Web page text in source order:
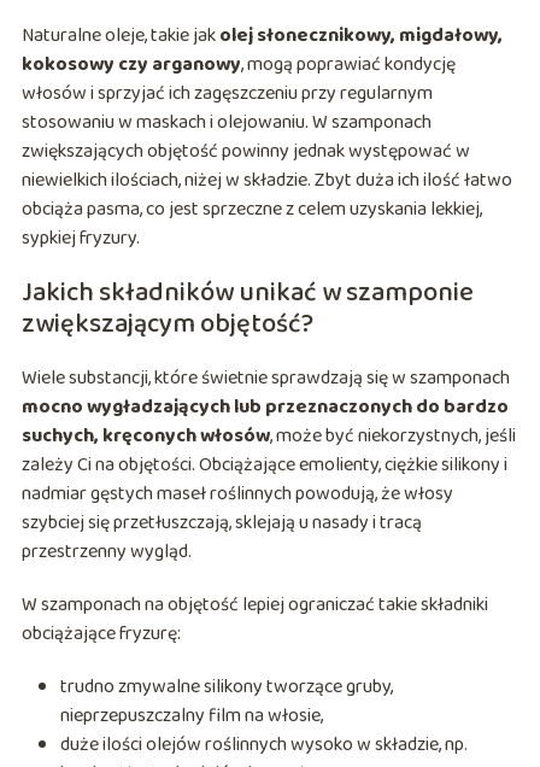
Naturalne oleje, takie jakolej słonecznikowy, migdałowy,
kokosowy czy arganowy, mogą poprawiać kondycję
włosów i sprzyjać ich zagęszczeniu przy regularnym
stosowaniu w maskach i olejowaniu. W szamponach
zwiększających objętość powinny jednak występować w
niewielkich ilościach, niżej w składzie. Zbyt duża ich ilość łatwo
obciąża pasma, co jest sprzeczne z celem uzyskania lekkiej,
sypkiej fryzury.
Jakich składników unikać w szamponie
zwiększającym objętość?
Wiele substancji, które świetnie sprawdzają się w szamponach
mocno wygładzających lub przeznaczonych do bardzo
suchych, kręconych włosów, może być niekorzystnych, jeśli
zależy Ci na objętości. Obciążające emolienty, ciężkie silikony i
nadmiar gęstych maseł roślinnych powodują, że włosy
szybciej się przetłuszczają, sklejają u nasady i tracą
przestrzenny wygląd.
W szamponach na objętość lepiej ograniczać takie składniki
obciążające fryzurę:
trudno zmywalne silikony tworzące gruby,
nieprzepuszczalny film na włosie,
duże ilości olejów roślinnych wysoko w składzie, np.